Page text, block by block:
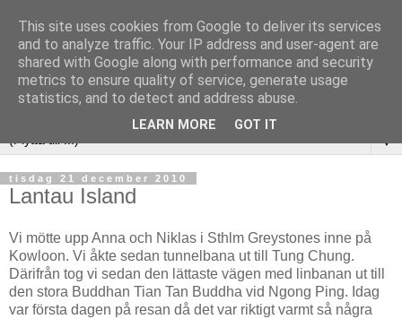
▼
tisdag 21 december 2010
Lantau Island
Vi mötte upp Anna och Niklas i Sthlm Greystones inne på
Kowloon. Vi åkte sedan tunnelbana ut till Tung Chung.
Därifrån tog vi sedan den lättaste vägen med linbanan ut till
den stora Buddhan Tian Tan Buddha vid Ngong Ping. Idag
var första dagen på resan då det var riktigt varmt så några
This site uses cookies from Google to deliver its services
and to analyze traffic. Your IP address and user-agent are
shared with Google along with performance and security
metrics to ensure quality of service, generate usage
statistics, and to detect and address abuse.
LEARN MORE GOT IT